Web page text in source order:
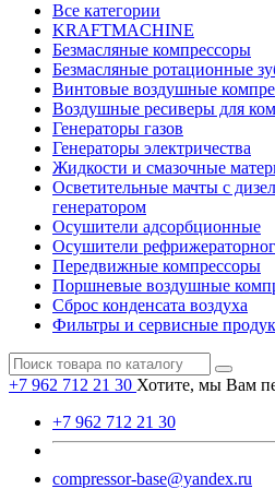
Все категории
KRAFTMACHINE
Безмасляные компрессоры
Безмасляные ротационные
Винтовые воздушные
Воздушные ресиверы для
Генераторы газов
Генераторы электричества
Жидкости и смазочные
Осветительные мачты с
генератором
Осушители адсорбционные
Осушители
Передвижные компрессоры
Поршневые воздушные
Сброс конденсата воздуха
Фильтры и сервисные
+7 962 712 21 30 Хотите, мы Вам
+7 962 712 21 30
compressor-base@yandex.ru